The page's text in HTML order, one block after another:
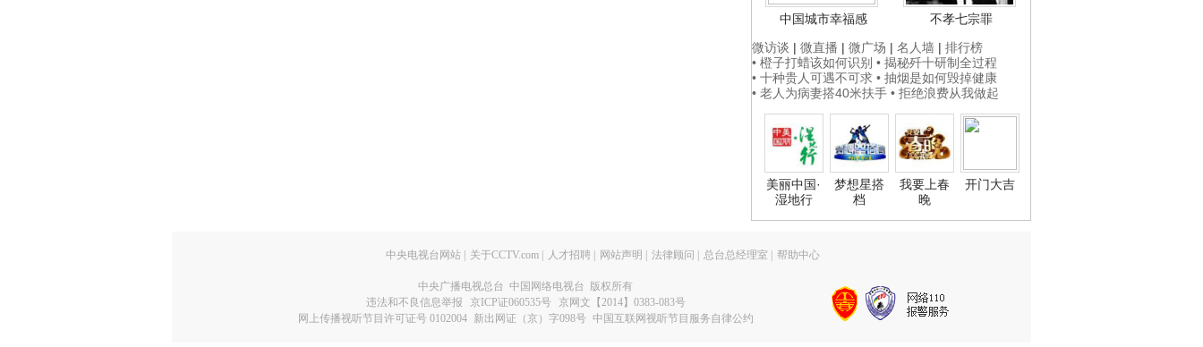
中国城市幸福感
不孝七宗罪
微访谈 | 微直播 | 微广场 | 名人墙 | 排行榜
• 橙子打蜡该如何识别 • 揭秘歼十研制全过程
• 十种贵人可遇不可求 • 抽烟是如何毁掉健康
• 老人为病妻搭40米扶手 • 拒绝浪费从我做起
美丽中国·
湿地行
梦想星搭
档
我要上春
晚
开门大吉
中央电视台网站 关于CCTV.com 人才招聘 网站声明 法律顾问 总台总经理室 帮助中心
中央广播电视总台 中国网络电视台 版权所有
违法和不良信息举报
京ICP证060535号
京网文【2014】0383-083号
网上传播视听节目许可证号 0102004 新出网证（京）字098号 中国互联网视听节目服务自律公约